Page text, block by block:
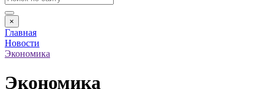
×
Главная
Новости
Экономика
Экономика